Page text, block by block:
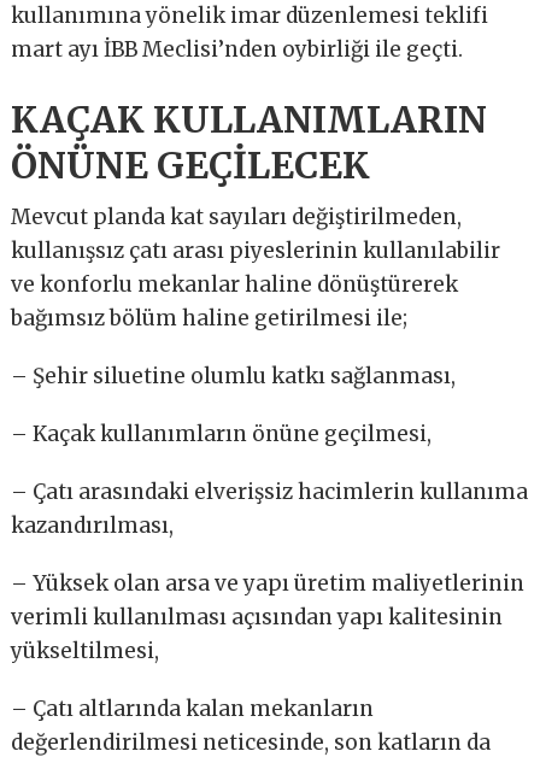
kullanımına yönelik imar düzenlemesi teklifi
mart ayı İBB Meclisi’nden oybirliği ile geçti.
KAÇAK KULLANIMLARIN
ÖNÜNE GEÇİLECEK
Mevcut planda kat sayıları değiştirilmeden,
kullanışsız çatı arası piyeslerinin kullanılabilir
ve konforlu mekanlar haline dönüştürerek
bağımsız bölüm haline getirilmesi ile;
– Şehir siluetine olumlu katkı sağlanması,
– Kaçak kullanımların önüne geçilmesi,
– Çatı arasındaki elverişsiz hacimlerin kullanıma
kazandırılması,
– Yüksek olan arsa ve yapı üretim maliyetlerinin
verimli kullanılması açısından yapı kalitesinin
yükseltilmesi,
– Çatı altlarında kalan mekanların
değerlendirilmesi neticesinde, son katların da